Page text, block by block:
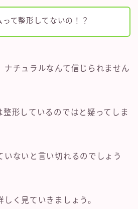
って整形してないの！？
ナチュラルなんて信じられません
整形しているのではと疑ってしま
いないと言い切れるのでしょう
く見ていきましょう。